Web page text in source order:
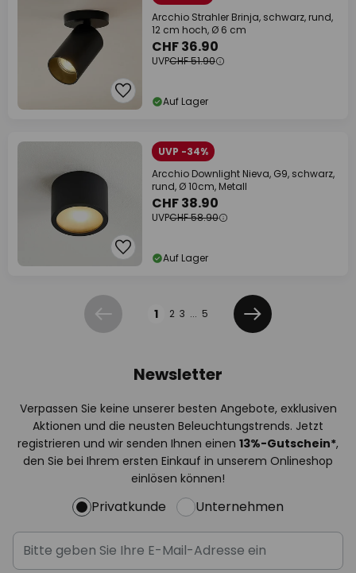
Arcchio Strahler Brinja, schwarz, rund,
12 cm hoch, Ø 6 cm
CHF 36.90
UVPCHF 51.90
Auf Lager
UVP -34%
Arcchio Downlight Nieva, G9, schwarz,
rund, Ø 10cm, Metall
CHF 38.90
UVPCHF 58.90
Auf Lager
Zurück 1 2 3 ... 5
Weiter
Newsletter
Verpassen Sie keine unserer besten Angebote, exklusiven
Aktionen und die neusten Beleuchtungstrends. Jetzt
registrieren und wir senden Ihnen einen 13%-Gutschein*,
den Sie bei Ihrem ersten Einkauf in unserem Onlineshop
einlösen können!
Privatkunde Unternehmen